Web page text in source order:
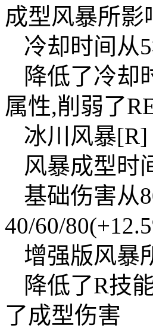
成型风暴所影
冷却时间从
降低了冷却
属性,削弱了
冰川风暴[R]
风暴成型时
基础伤害从
40/60/
增强版风暴
降低了R技
了成型伤害